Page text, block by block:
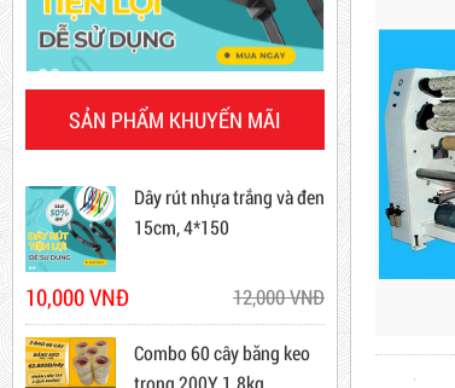
Dây Rút Nhựa Trắng Và Đen
20cm
Mã sản phẩm: DRN20cm
SẢN PHẨM KHUYẾN MÃI
Máy cắt lõi giấy
10,000 VNĐ
Combo 60 cây băng keo
trong 200Y 1.8kg